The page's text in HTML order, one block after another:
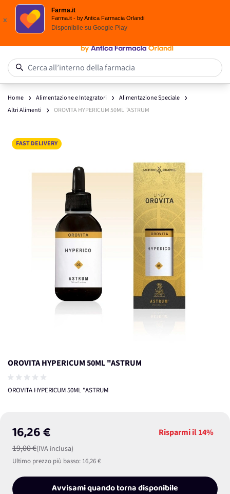
Spedizione
x
Farma.it
Farma.it - by Antica Farmacia Orlandi
Disponibile su Google Play
Salta al contenuto
Cerca all’interno della farmacia
Home Alimentazione e Integratori
Alimentazione Speciale
Altri Alimenti
OROVITA HYPERICUM 50ML "ASTRUM
FAST DELIVERY
Main image
Click to view image in fullscreen
OROVITA HYPERICUM 50ML "ASTRUM
OROVITA HYPERICUM 50ML "ASTRUM
16,26 €
19,00 €(IVA inclusa)
Risparmi il14%
Ultimo prezzo più basso: 16,26 €
Avvisami quando torna disponibile